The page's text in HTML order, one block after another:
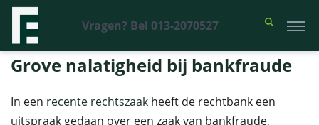
Vragen? Bel 013-2070527
Financieel Recht Advocaten >Uitspraken>Grove nalatigheid bij
bankfraude
Grove nalatigheid bij bankfraude
In een recente rechtszaak heeft de rechtbank een
uitspraak gedaan over een zaak van bankfraude,